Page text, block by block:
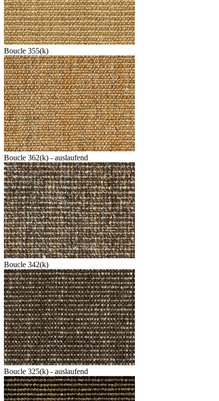
Boucle 355(k)
Boucle 362(k) - auslaufend
Boucle 342(k)
Boucle 325(k) - auslaufend